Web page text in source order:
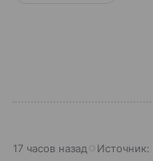
17 часов назад Источник: